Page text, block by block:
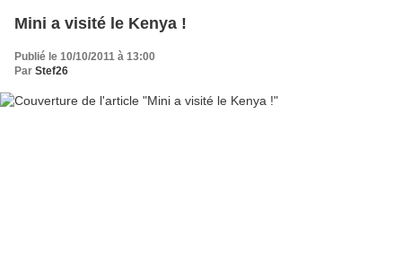
Mini a visité le Kenya !
Publié le 10/10/2011 à 13:00
Par Stef26